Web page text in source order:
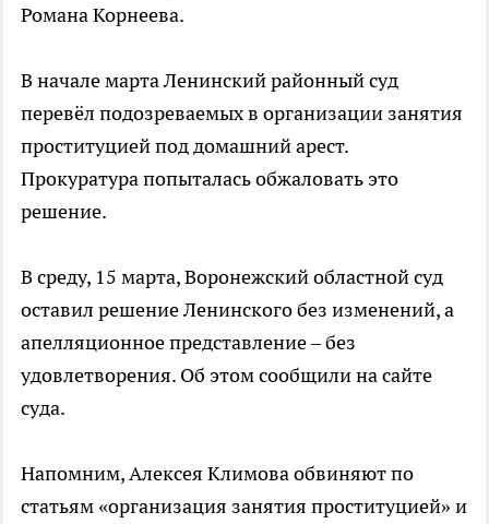
Романа Корнеева.
В начале марта Ленинский районный суд
перевёл подозреваемых в организации занятия
проституцией под домашний арест.
Прокуратура попыталась обжаловать это
решение.
В среду, 15 марта, Воронежский областной суд
оставил решение Ленинского без изменений, а
апелляционное представление – без
удовлетворения. Об этом сообщили на сайте
суда.
Напомним, Алексея Климова обвиняют по
статьям «организация занятия проституцией» и